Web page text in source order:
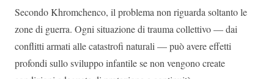
Secondo Khromchenco, il problema non riguarda soltanto le
zone di guerra. Ogni situazione di trauma collettivo — dai
conflitti armati alle catastrofi naturali — può avere effetti
profondi sullo sviluppo infantile se non vengono create